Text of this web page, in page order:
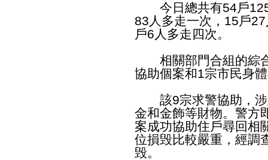
今日總共有54戶125
83人多走一次，15戶
戶6人多走四次。
相關部門合組的綜合
協助個案和1宗市民身
該9宗求警協助，涉
金和金飾等財物。警方
案成功協助住戶尋回相
位損毁比較嚴重，經調
毁。